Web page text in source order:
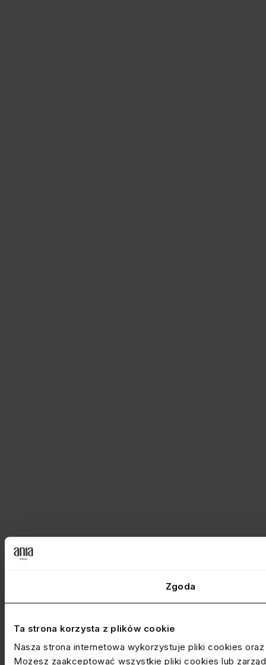
Zgoda
Ta strona korzysta z plików cookie
Nasza strona internetowa wykorzystuje pliki cookies
Możesz zaakceptować wszystkie pliki cookies lub